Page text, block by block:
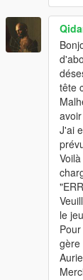
tête
J'ai
le
gère